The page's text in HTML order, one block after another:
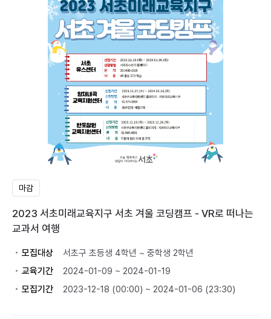
마감
2023 서초미래교육지구 서초 겨울 코딩캠프 - VR로 떠나는
교과서 여행
모집대상
서초구 초등생 4학년 ~ 중학생 2학년
교육기간
2024-01-09 ~ 2024-01-19
모집기간
2023-12-18 (00:00) ~ 2024-01-06 (23:30)